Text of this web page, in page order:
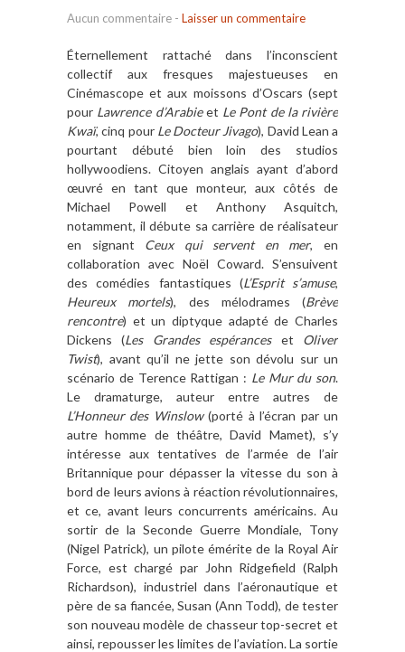
Aucun commentaire - Laisser un commentaire
Éternellement rattaché dans l’inconscient
collectif aux fresques majestueuses en
Cinémascope et aux moissons d’Oscars (sept
pour Lawrence d’Arabieet Le Pont de la rivière
Kwaï, cinq pour Le Docteur Jivago), David Lean a
pourtant débuté bien loin des studios
hollywoodiens. Citoyen anglais ayant d’abord
œuvré en tant que monteur, aux côtés de
Michael Powell et Anthony Asquitch,
notamment, il débute sa carrière de réalisateur
en signant Ceux qui servent en mer, en
collaboration avec Noël Coward. S’ensuivent
des comédies fantastiques (L’Esprit s’amuse,
Heureux mortels), des mélodrames (Brève
rencontre) et un diptyque adaptéde Charles
Dickens (Les Grandes espéranceset Oliver
Twist), avant qu’il ne jette son dévolu sur un
scénario de Terence Rattigan : Le Mur du son.
Le dramaturge, auteur entre autres de
L’Honneur des Winslow(porté àl’écran par un
autre homme de théâtre, David Mamet), s’y
intéresse aux tentatives de l’armée de l’air
Britannique pour dépasser la vitesse du son à
bord de leurs avionsà réaction révolutionnaires,
et ce, avant leurs concurrents américains. Au
sortir de la Seconde Guerre Mondiale, Tony
(Nigel Patrick), un pilote émérite de la Royal Air
Force, est chargé par John Ridgefield (Ralph
Richardson), industriel dans l’aéronautique et
père de sa fiancée, Susan (Ann Todd), de tester
son nouveau modèle de chasseur top-secret et
ainsi, repousser les limites de l’aviation. La sortie